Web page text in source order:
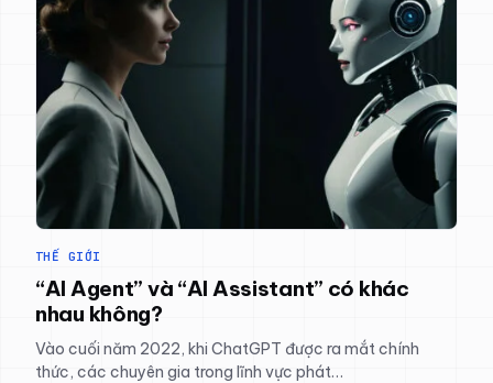
THẾ GIỚI
“AI Agent” và “AI Assistant” có khác
nhau không?
Vào cuối năm 2022, khi ChatGPT được ra mắt chính
thức, các chuyên gia trong lĩnh vực phát…